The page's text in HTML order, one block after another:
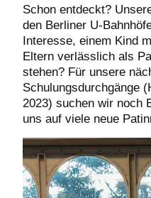
Schon entdeckt?
den Berliner U-
Interesse, einem Kind
Eltern verlässlich als
stehen? Für unsere
Schulungsdurchgänge
2023) suchen wir noch
uns auf viele neue